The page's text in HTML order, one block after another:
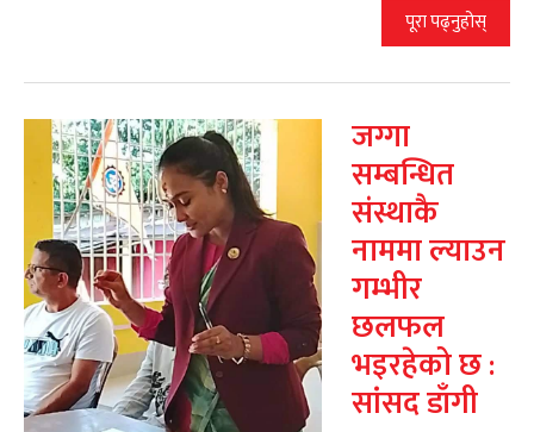
पूरा पढ्नुहोस्
जग्गा
सम्बन्धित
संस्थाकै
नाममा ल्याउन
गम्भीर
छलफल
भइरहेको छ :
सांसद डाँगी